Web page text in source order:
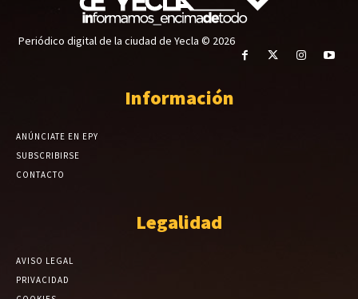
Periódico digital de la ciudad de Yecla © 2026
Información
ANÚNCIATE EN EPY
SUBSCRIBIRSE
CONTACTO
Legalidad
AVISO LEGAL
PRIVACIDAD